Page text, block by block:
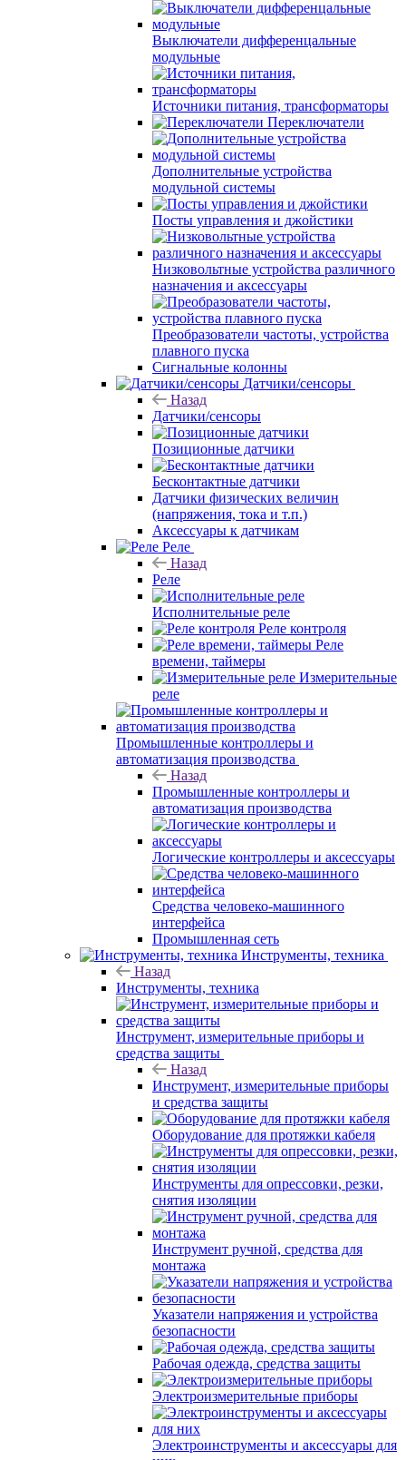
Выключатели дифференцальные
модульные
Источники питания, трансформаторы
Переключатели
Дополнительные устройства
модульной системы
Посты управления и джойстики
Низковольтные устройства различного
назначения и аксессуары
Преобразователи частоты, устройства
плавного пуска
Сигнальные колонны
Датчики/сенсоры
Назад
Датчики/сенсоры
Позиционные датчики
Бесконтактные датчики
Датчики физических величин
(напряжения, тока и т.п.)
Аксессуары к датчикам
Реле
Назад
Реле
Исполнительные реле
Реле контроля
Реле
времени, таймеры
Измерительные
реле
Промышленные контроллеры и
автоматизация производства
Назад
Промышленные контроллеры и
автоматизация производства
Логические контроллеры и аксессуары
Средства человеко-машинного
интерфейса
Промышленная сеть
Инструменты, техника
Назад
Инструменты, техника
Инструмент, измерительные приборы и
средства защиты
Назад
Инструмент, измерительные приборы
и средства защиты
Оборудование для протяжки кабеля
Инструменты для опрессовки, резки,
снятия изоляции
Инструмент ручной, средства для
монтажа
Указатели напряжения и устройства
безопасности
Рабочая одежда, средства защиты
Электроизмерительные приборы
Электроинструменты и аксессуары для